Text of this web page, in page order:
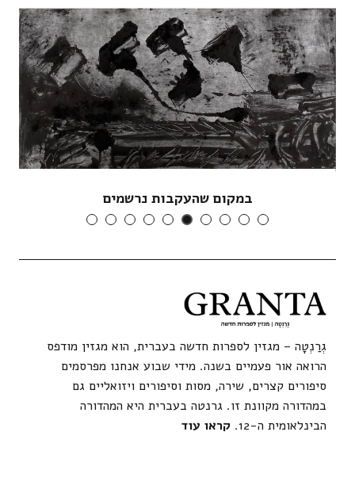
במקום שהעקבות נרשמים
גְרַנְטָה – מגזין לספרות חדשה בעברית, הוא מגזין מודפס
הרואה אור פעמיים בשנה. מידי שבוע אנחנו מפרסמים
סיפורים קצרים, שירה, מסות וסיפורים ויזואליים גם
במהדורה מקוונת זו. גרנטה בעברית היא המהדורה
הבינלאומית ה-12.
קראו עוד